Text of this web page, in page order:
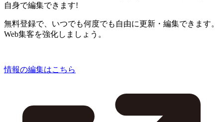
自身で編集できます!
無料登録で、いつでも何度でも自由に更新・編集できます。
Web集客を強化しましょう。
情報の編集はこちら